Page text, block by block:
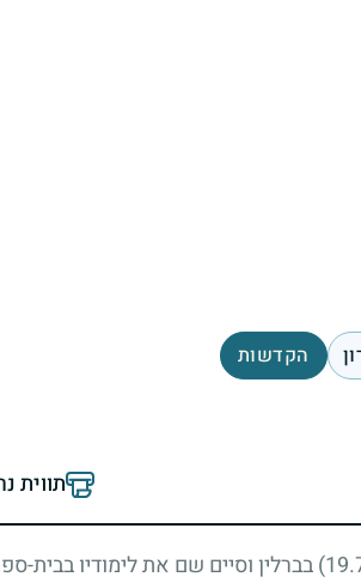
הקדשות
תווית
בברלין וסיים שם את לימודיו